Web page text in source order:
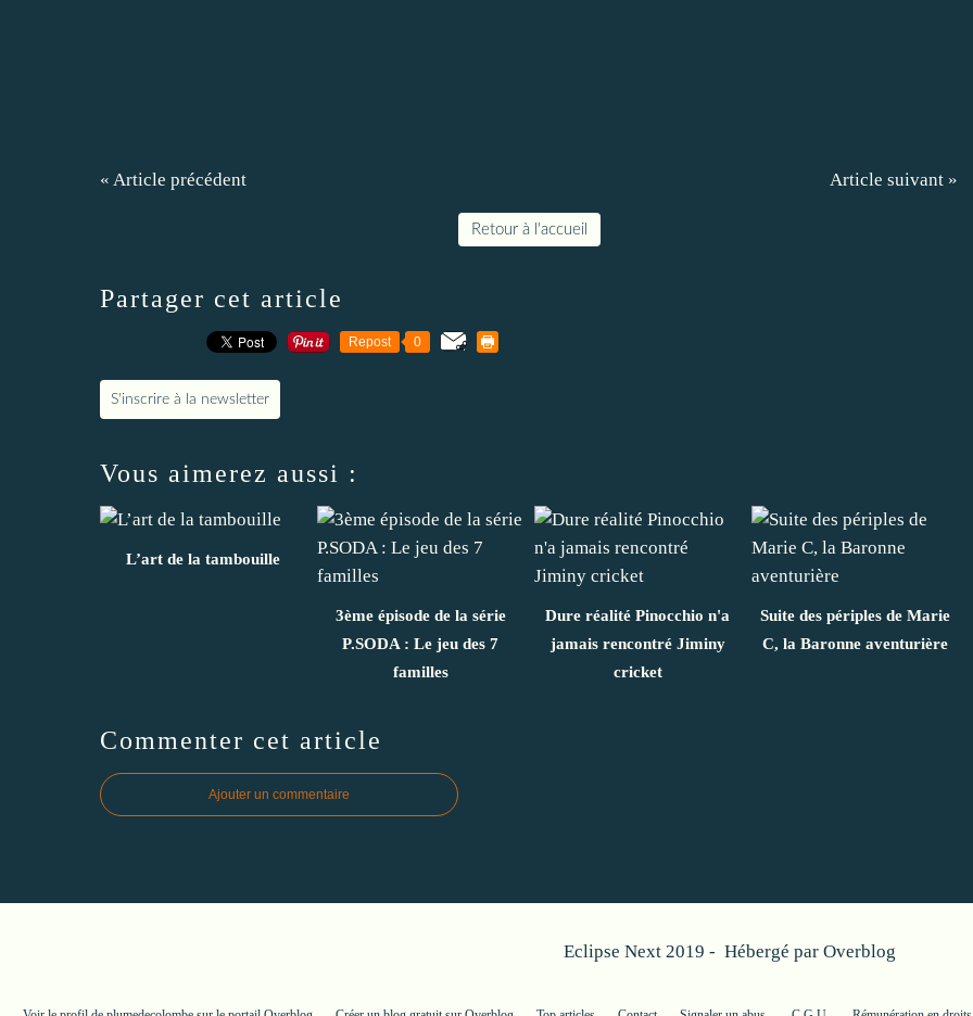
« Article précédent Article suivant »
Retour à l'accueil
Partager cet article
Repost 0
S'inscrire à la newsletter
Vous aimerez aussi :
L’art de la tambouille
3ème épisode de la série
P.SODA : Le jeu des 7
familles
Dure réalité Pinocchio n'a
jamais rencontré Jiminy
cricket
Suite des périples de Marie
C, la Baronne aventurière
Commenter cet article
Ajouter un commentaire
Eclipse Next 2019 - Hébergé par Overblog